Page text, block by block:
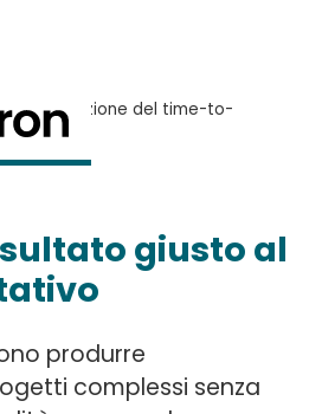
> Riduzione del time-to-
time-to-
GRATUITA
giusto al
produrre
complessi senza